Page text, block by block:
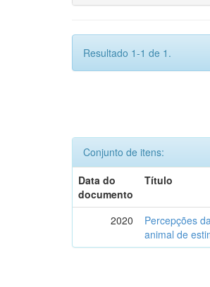
Resultado 1-1 de 1.
Conjunto de itens:
Data do
documento
Título
2020
Percepções
animal de